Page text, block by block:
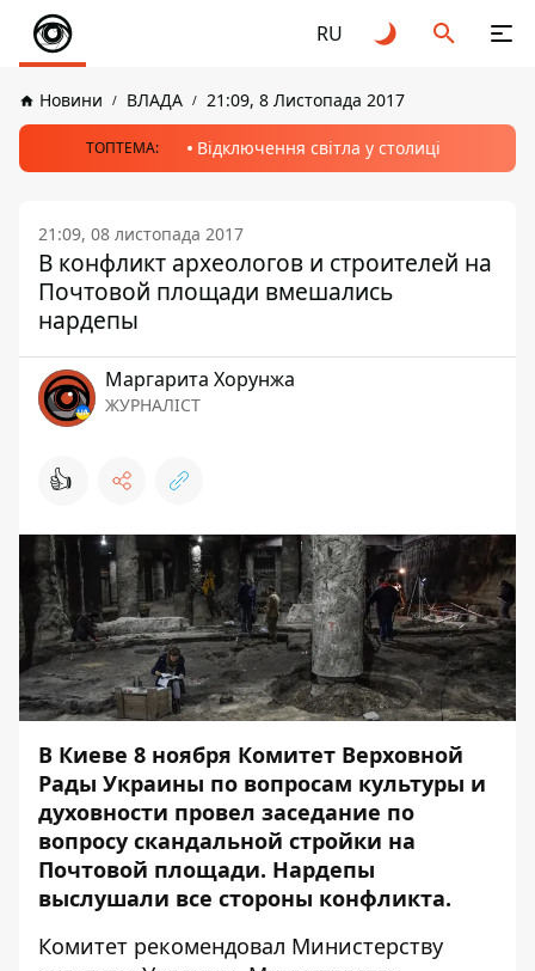
RU
Новини ВЛАДА 21:09, 8 Листопада 2017
ТОПТЕМА: Відключення світла у столиці
21:09, 08 листопада 2017
В конфликт археологов и строителей на
Почтовой площади вмешались
нардепы
Маргарита Хорунжа
ЖУРНАЛІСТ
👍
В Киеве 8 ноября Комитет Верховной
Рады Украины по вопросам культуры и
духовности провел заседание по
вопросу скандальной стройки на
Почтовой площади. Нардепы
выслушали все стороны конфликта.
Комитет рекомендовал Министерству